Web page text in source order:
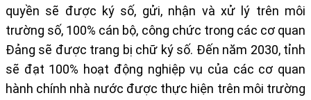
quyền sẽ được ký số, gửi, nhận và xử lý trên môi
trường số, 100% cán bộ, công chức trong các cơ quan
Đảng sẽ được trang bị chữ ký số. Đến năm 2030, tỉnh
sẽ đạt 100% hoạt động nghiệp vụ của các cơ quan
hành chính nhà nước được thực hiện trên môi trường